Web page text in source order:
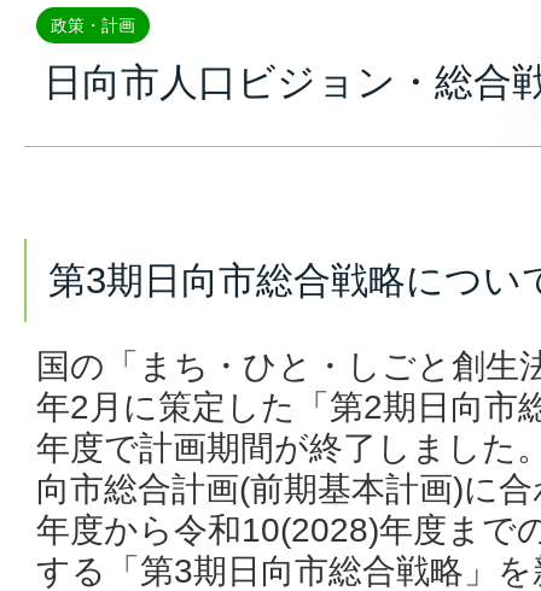
政策・計画
日向市人口ビジョン・総合
第3期日向市総合戦略につい
国の「まち・ひと・しごと創生
年2月に策定した「第2期日向市
年度で計画期間が終了しました
向市総合計画(前期基本計画)に
年度から令和10(2028)年度まで
する「第3期日向市総合戦略」